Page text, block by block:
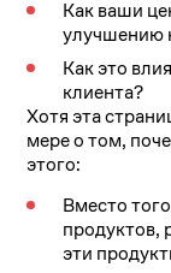
Как ваши
улучшению
Как это
клиента?
Хотя эта
мере о том,
этого:
Вместо
продуктов,
эти